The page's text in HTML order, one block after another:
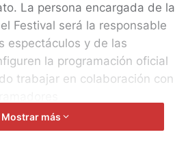
La persona encargada de la
Festival será la responsable
espectáculos y de las
la programación oficial
trabajar en colaboración con
así como con
del tejido artístico de la
Mostrar más